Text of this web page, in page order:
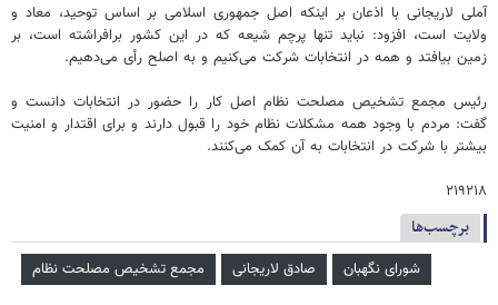
آملی لاریجانی با اذعان بر اینکه اصل جمهوری اسلامی بر اساس توحید، معاد و
ولایت است، افزود: نباید تنها پرچم شیعه که در این کشور برافراشته است، بر
زمین بیافتد و همه در انتخابات شرکت می‌کنیم و به اصلح رأی می‌دهیم.
رئیس مجمع تشخیص مصلحت نظام اصل کار را حضور در انتخابات دانست و
گفت: مردم با وجود همه مشکلات نظام خود را قبول دارند و برای اقتدار و امنیت
بیشتر با شرکت در انتخابات به آن کمک می‌کنند.
۲۱۹۲۱۸
برچسب‌ها
شورای نگهبان صادق لاریجانی مجمع تشخیص مصلحت نظام